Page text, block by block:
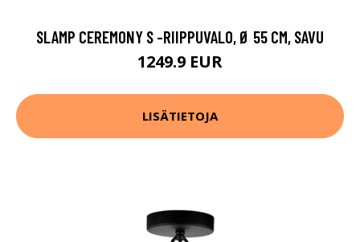
SLAMP CEREMONY S -RIIPPUVALO, Ø 55 CM, SAVU
1249.9 EUR
LISÄTIETOJA